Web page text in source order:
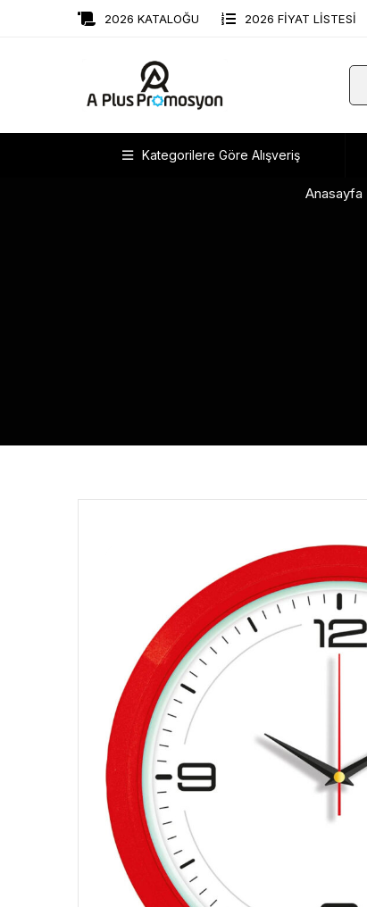
2026 KATALOĞU 2026 FİYAT LİSTESİ
Kategorilere Göre Alışveriş
Anasayfa